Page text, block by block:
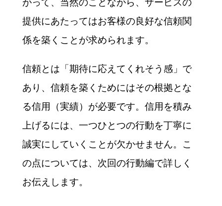
がって、当然のことながら、サービスの
提供にあたってはお客様の良好な信頼関
係を築くことが求められます。
信頼とは「期待に応えてくれそう感」で
あり、信頼を築くためにはその根拠とな
る信用（実績）が必要です。信用を積み
上げるには、一つひとつの行動を丁寧に
誠実にしていくことが欠かせません。こ
の点については、次回の行動編で詳しく
お伝えします。